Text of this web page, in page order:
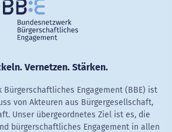
Vernetzen. Stärken.
Bürgerschaftliches Engagement (BBE) ist
von Akteuren aus Bürgergesellschaft,
Unser übergeordnetes Ziel ist es, die
bürgerschaftliches Engagement in allen